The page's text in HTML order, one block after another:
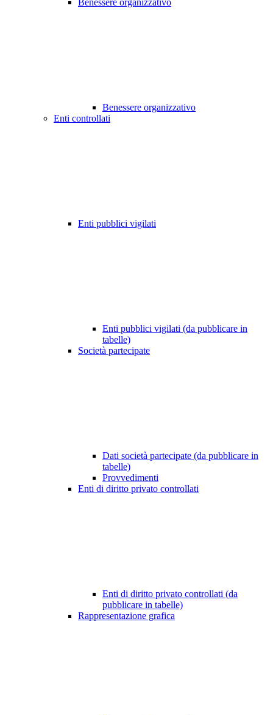
Benessere organizzativo
Benessere organizzativo
Enti controllati
Enti pubblici vigilati
Enti pubblici vigilati (da pubblicare in
tabelle)
Società partecipate
Dati società partecipate (da pubblicare in
tabelle)
Provvedimenti
Enti di diritto privato controllati
Enti di diritto privato controllati (da
pubblicare in tabelle)
Rappresentazione grafica